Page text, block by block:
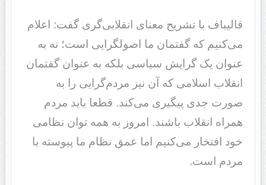
قالیباف با تشریح معنای انقلابی‌گری گفت: اعلام
می‌کنیم که گفتمان ما اصولگرایی است؛ نه به
عنوان یک گرایش سیاسی بلکه به عنوان گفتمان
انقلاب اسلامی که آن نیز مردم‌گرایی را به
صورت جدی پیگیری می‌کند. قطعا باید مردم
همراه انقلاب باشند. امروز به همه توان نظامی
خود افتخار می‌کنیم اما عمق نظام ما پیوسته با
مردم است.